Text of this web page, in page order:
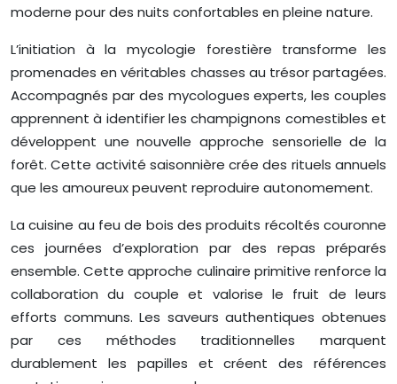
moderne pour des nuits confortables en pleine nature.
L’initiation à la mycologie forestière transforme les
promenades en véritables chasses au trésor partagées.
Accompagnés par des mycologues experts, les couples
apprennent à identifier les champignons comestibles et
développent une nouvelle approche sensorielle de la
forêt. Cette activité saisonnière crée des rituels annuels
que les amoureux peuvent reproduire autonomement.
La cuisine au feu de bois des produits récoltés couronne
ces journées d’exploration par des repas préparés
ensemble. Cette approche culinaire primitive renforce la
collaboration du couple et valorise le fruit de leurs
efforts communs. Les saveurs authentiques obtenues
par ces méthodes traditionnelles marquent
durablement les papilles et créent des références